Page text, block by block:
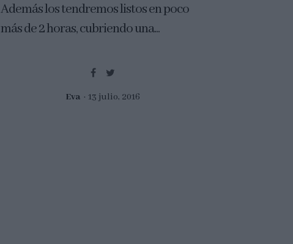
Además los tendremos listos en poco
más de 2 horas, cubriendo una...
Eva 13 julio, 2016